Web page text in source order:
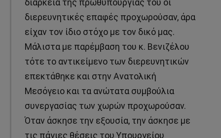
διάρκεια της πρωθυπουργίας του οι
διερευνητικές επαφές προχωρούσαν, άρα
είχαν τον ίδιο στόχο με τον δικό μας.
Μάλιστα με παρέμβαση του κ. Βενιζέλου
τότε το αντικείμενο των διερευνητικών
επεκτάθηκε και στην Ανατολική
Μεσόγειο και τα ανώτατα συμβούλια
συνεργασίας των χωρών προχωρούσαν.
Όταν άσκησε την εξουσία, την άσκησε με
τις πάγιες θέσεις του Υπουργείου